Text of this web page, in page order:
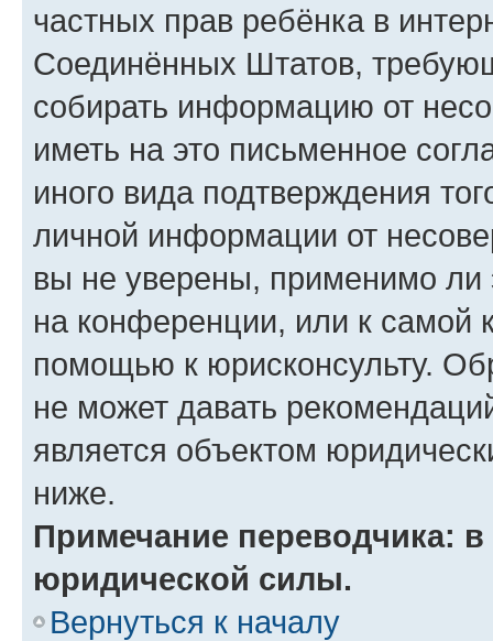
частных прав ребёнка в
Соединённых Штатов,
собирать информацию от
иметь на это письменное
иного вида подтверждения
личной информации от
вы не уверены, применимо ли
на конференции, или к самой
помощью к юрисконсульту.
не может давать
является объектом
ниже.
Примечание переводчика:
юридической силы.
Вернуться к началу